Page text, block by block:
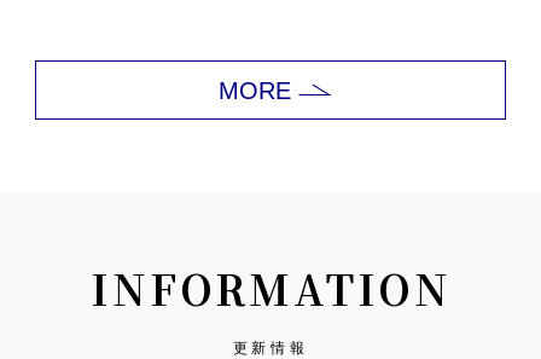
MORE
INFORMATION
更新情報